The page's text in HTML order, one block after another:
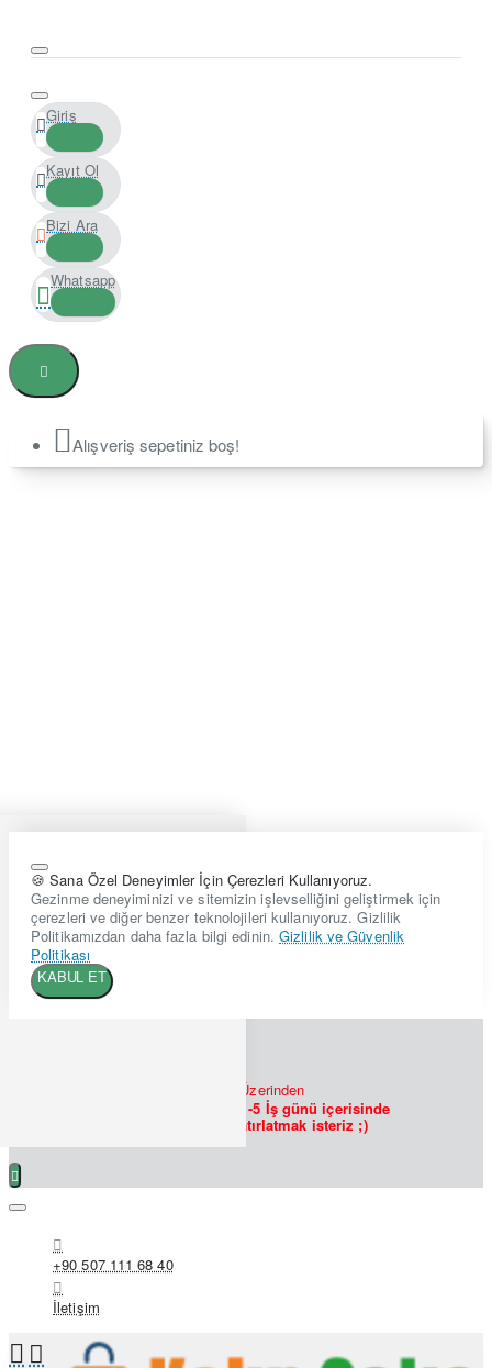
Giriş
Kayıt Ol
Bizi Ara
Whatsapp
Alışveriş sepetiniz boş!
🍪 Sana Özel Deneyimler İçin Çerezleri Kullanıyoruz.
Gezinme deneyiminizi ve sitemizin işlevselliğini geliştirmek için
çerezleri ve diğer benzer teknolojileri kullanıyoruz. Gizlilik
Politikamızdan daha fazla bilgi edinin.Gizlilik ve Güvenlik
Politikası
KABUL ET
Üzerinden
Siparişlerin 1-5 İş günü içerisinde
hazırlanmakta olduğunu hatırlatmak isteriz ;)
+90 507 111 68 40
İletişim